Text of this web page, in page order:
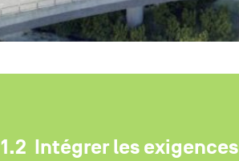
Intégrer les exigences